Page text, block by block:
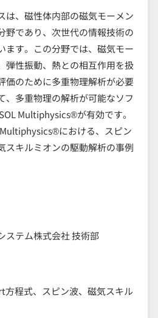
は、磁性体内部の磁気モーメン
野であり、次世代の情報技術の
ます。この分野では、磁気モー
弾性振動、熱との相互作用を扱
価のために多重物理解析が必要
、多重物理の解析が可能なソフ
Multiphysics®が有効です。
における、スピン
スキルミオンの駆動解析の事例
ステム株式会社 技術部
程式、スピン波、磁気スキル